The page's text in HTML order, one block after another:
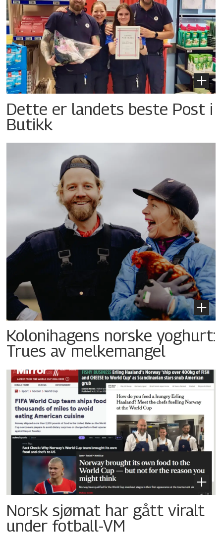
Dette er landets beste Post i
Butikk
Kolonihagens norske yoghurt:
Trues av melkemangel
Norsk sjømat har gått viralt
under fotball-VM